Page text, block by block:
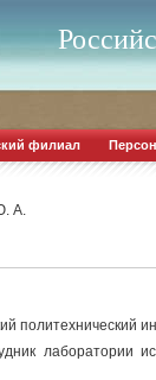
филиал
А.
политехнический
лаборатории